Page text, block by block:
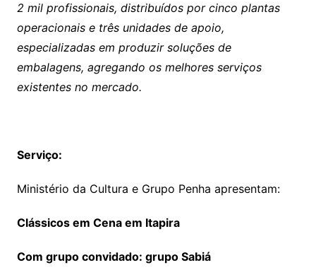
2 mil profissionais, distribuídos por cinco plantas
operacionais e três unidades de apoio,
especializadas em produzir soluções de
embalagens, agregando os melhores serviços
existentes no mercado.
Serviço:
Ministério da Cultura e Grupo Penha apresentam:
Clássicos em Cena em Itapira
Com grupo convidado: grupo Sabiá